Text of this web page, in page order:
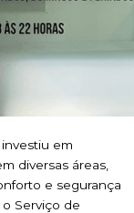
em
diversas áreas,
e segurança
Serviço de